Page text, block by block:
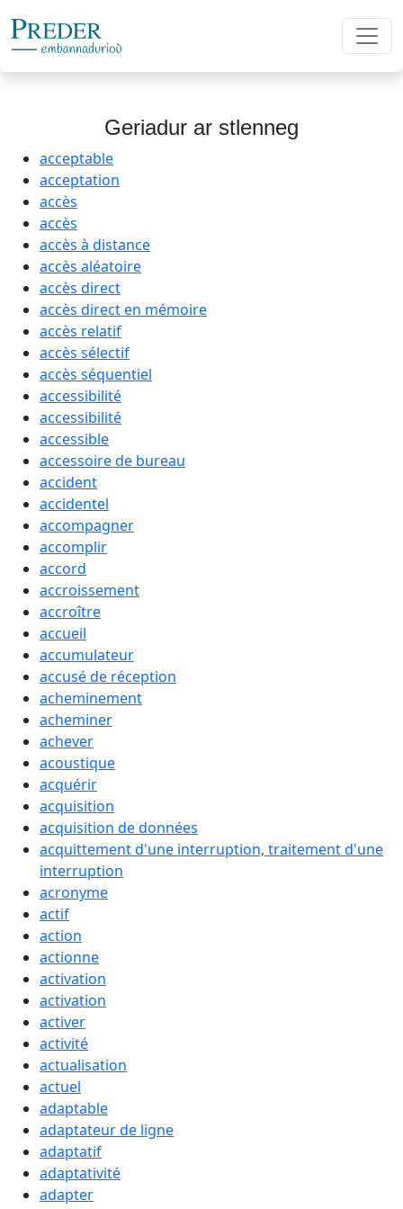
Geriadur ar stlenneg
acceptable
acceptation
accès
accès
accès à distance
accès aléatoire
accès direct
accès direct en mémoire
accès relatif
accès sélectif
accès séquentiel
accessibilité
accessibilité
accessible
accessoire de bureau
accident
accidentel
accompagner
accomplir
accord
accroissement
accroître
accueil
accumulateur
accusé de réception
acheminement
acheminer
achever
acoustique
acquérir
acquisition
acquisition de données
acquittement d'une interruption, traitement d'une
interruption
acronyme
actif
action
actionne
activation
activation
activer
activité
actualisation
actuel
adaptable
adaptateur de ligne
adaptatif
adaptativité
adapter